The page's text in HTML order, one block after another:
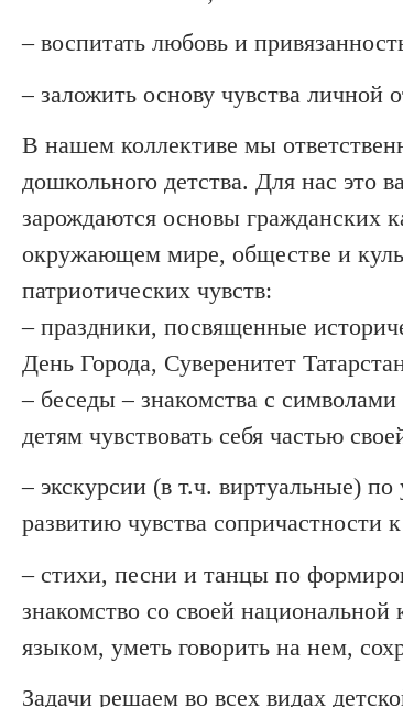
– воспитать любовь и
– заложить основу чувства личной
В нашем коллективе мы
дошкольного детства. Для нас это
зарождаются основы гражданских
окружающем мире, обществе и
патриотических чувств:
– праздники, посвященные
День Города, Суверенитет
– беседы– знакомства с
детям чувствовать себя частью
– экскурсии (в т.ч. виртуальные)
развитию чувства сопричастности
– стихи, песни и танцы по
знакомство со своей
языком, уметь говорить на нем,
Задачи решаем во всех видах